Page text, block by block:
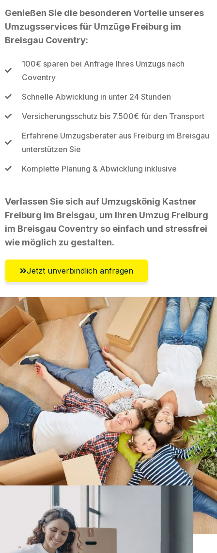
Genießen Sie die besonderen Vorteile unseres
Umzugsservices für Umzüge Freiburg im
Breisgau Coventry:
100€ sparen bei Anfrage Ihres Umzugs nach
Coventry
Schnelle Abwicklung in unter 24 Stunden
Versicherungsschutz bis 7.500€ für den Transport
Erfahrene Umzugsberater aus Freiburg im Breisgau
unterstützen Sie
Komplette Planung & Abwicklung inklusive
Verlassen Sie sich auf Umzugskönig Kastner
Freiburg im Breisgau, um Ihren Umzug Freiburg
im Breisgau Coventry so einfach und stressfrei
wie möglich zu gestalten.
Jetzt unverbindlich anfragen